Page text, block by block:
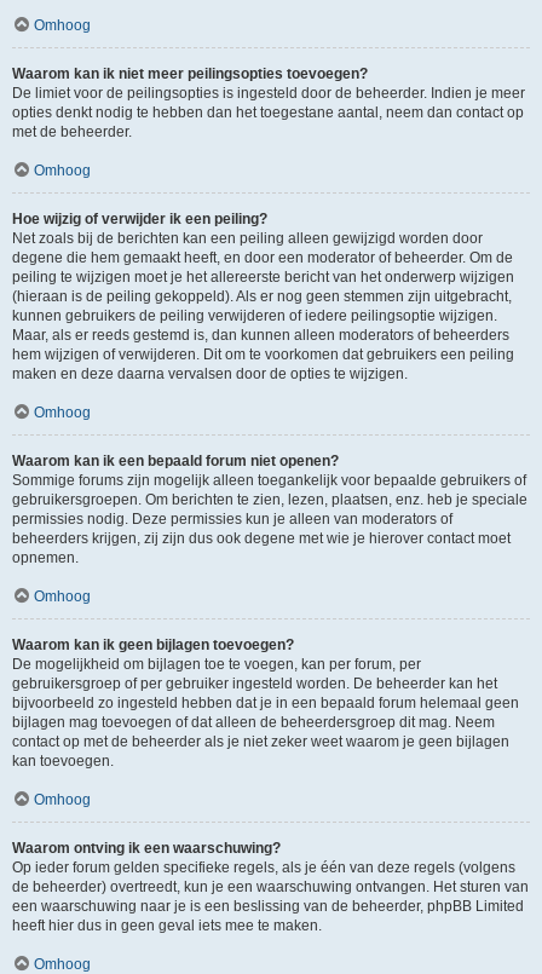
Omhoog
Waarom kan ik niet meer peilingsopties toevoegen?
De limiet voor de peilingsopties is ingesteld door de beheerder. Indien je meer
opties denkt nodig te hebben dan het toegestane aantal, neem dan contact op
met de beheerder.
Omhoog
Hoe wijzig of verwijder ik een peiling?
Net zoals bij de berichten kan een peiling alleen gewijzigd worden door
degene die hem gemaakt heeft, en door een moderator of beheerder. Om de
peiling te wijzigen moet je het allereerste bericht van het onderwerp wijzigen
(hieraan is de peiling gekoppeld). Als er nog geen stemmen zijn uitgebracht,
kunnen gebruikers de peiling verwijderen of iedere peilingsoptie wijzigen.
Maar, als er reeds gestemd is, dan kunnen alleen moderators of beheerders
hem wijzigen of verwijderen. Dit om te voorkomen dat gebruikers een peiling
maken en deze daarna vervalsen door de opties te wijzigen.
Omhoog
Waarom kan ik een bepaald forum niet openen?
Sommige forums zijn mogelijk alleen toegankelijk voor bepaalde gebruikers of
gebruikersgroepen. Om berichten te zien, lezen, plaatsen, enz. heb je speciale
permissies nodig. Deze permissies kun je alleen van moderators of
beheerders krijgen, zij zijn dus ook degene met wie je hierover contact moet
opnemen.
Omhoog
Waarom kan ik geen bijlagen toevoegen?
De mogelijkheid om bijlagen toe te voegen, kan per forum, per
gebruikersgroep of per gebruiker ingesteld worden. De beheerder kan het
bijvoorbeeld zo ingesteld hebben dat je in een bepaald forum helemaal geen
bijlagen mag toevoegen of dat alleen de beheerdersgroep dit mag. Neem
contact op met de beheerder als je niet zeker weet waarom je geen bijlagen
kan toevoegen.
Omhoog
Waarom ontving ik een waarschuwing?
Op ieder forum gelden specifieke regels, als je één van deze regels (volgens
de beheerder) overtreedt, kun je een waarschuwing ontvangen. Het sturen van
een waarschuwing naar je is een beslissing van de beheerder, phpBB Limited
heeft hier dus in geen geval iets mee te maken.
Omhoog